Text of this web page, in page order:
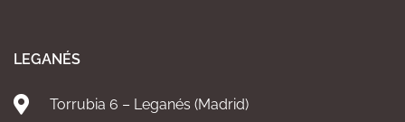
LEGANÉS
Torrubia 6 – Leganés (Madrid)